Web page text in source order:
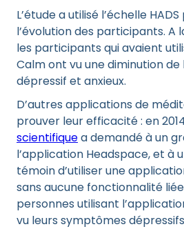
L’étude a utilisé l’échelle
l’évolution des participants. A
les participants qui avaient
Calm ont vu une diminution
dépressif et anxieux.
D’autres applications de
prouver leur efficacité : en
scientifiquea demandé à un
l’application Headspace, et à
témoin d’utiliser une
sans aucune fonctionnalité
personnes utilisant
vu leurs symptômes